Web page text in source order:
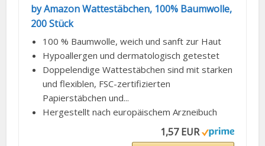
by Amazon Wattestäbchen, 100% Baumwolle,
200 Stück
100 % Baumwolle, weich und sanft zur Haut
Hypoallergen und dermatologisch getestet
Doppelendige Wattestäbchen sind mit starken
und flexiblen, FSC-zertifizierten
Papierstäbchen und...
Hergestellt nach europäischem Arzneibuch
1,57 EUR